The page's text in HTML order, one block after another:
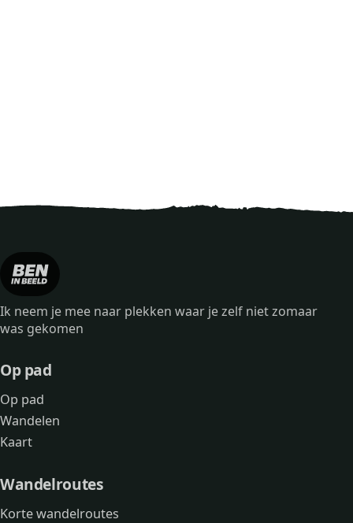
Ik neem je mee naar plekken waar je zelf niet zomaar
was gekomen
Op pad
Op pad
Wandelen
Kaart
Wandelroutes
Korte wandelroutes